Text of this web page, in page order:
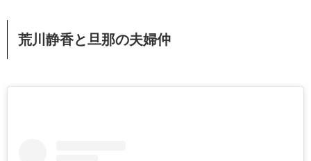
荒川静香と旦那の夫婦仲